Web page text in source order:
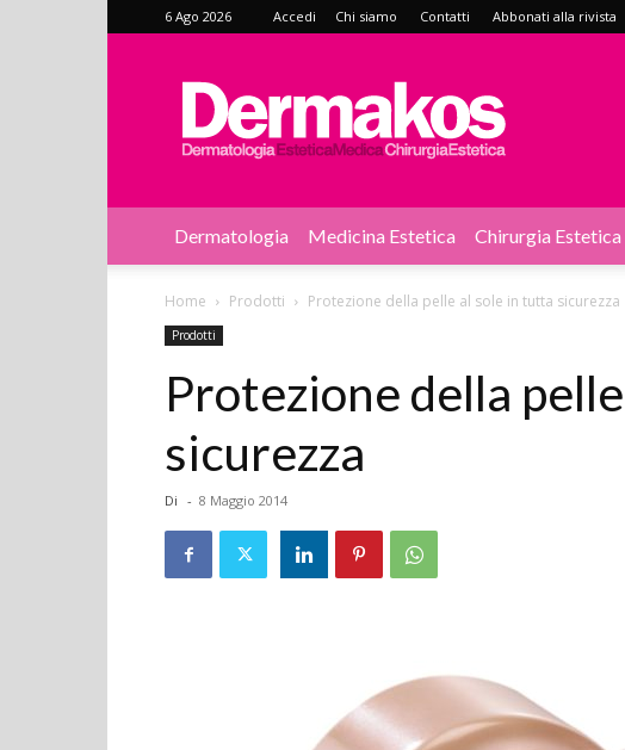
6 Ago 2026 Accedi Chi siamo Contatti Abbonati alla rivista
Dermakos
Dermatologia Medicina Estetica Chirurgia Estetica
Home Prodotti Protezione della pelle al sole in tutta sicurezza
Prodotti
Protezione della
sicurezza
Di - 8 Maggio 2014